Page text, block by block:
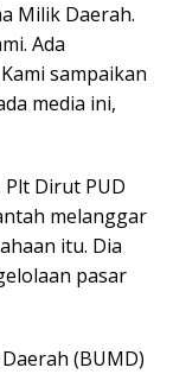
Milik Daerah.
Ada
sampaikan
media ini,
Plt Dirut PUD
melanggar
itu. Dia
pasar
(BUMD)